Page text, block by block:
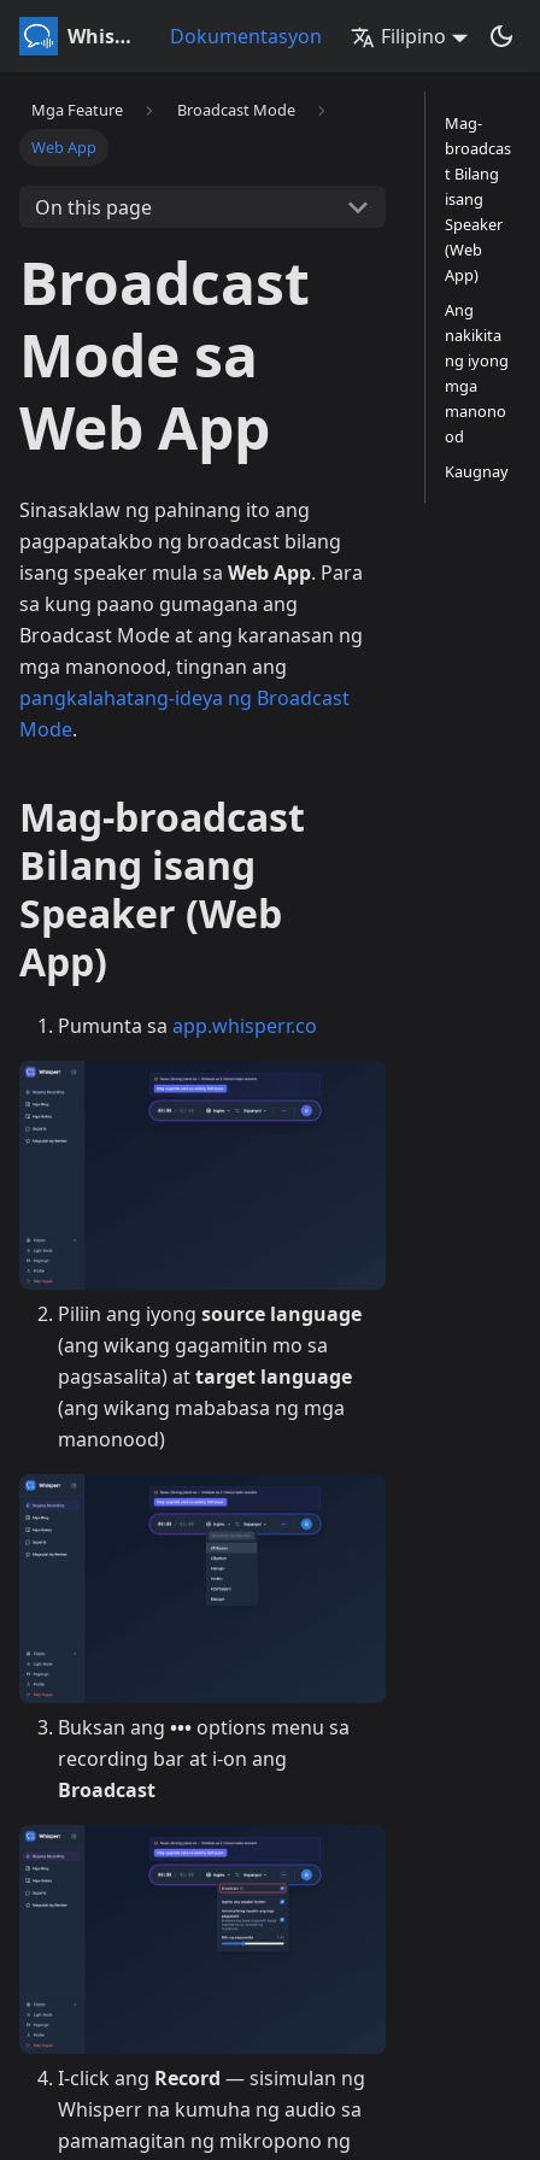
Whisperr Dokumentasyon Filipino
Mga Feature
Broadcast Mode
Web App
On this page
Broadcast
Mode sa
Web App
Sinasaklaw ng pahinang ito ang
pagpapatakbo ng broadcast bilang
isang speaker mula sa Web App. Para
sa kung paano gumagana ang
Broadcast Mode at ang karanasan ng
mga manonood, tingnan ang
pangkalahatang-ideya ng Broadcast
Mode.
Mag-broadcast
Bilang isang
Speaker (Web
App)
Pumunta sa app.whisperr.co
Piliin ang iyong source language
(ang wikang gagamitin mo sa
pagsasalita) attarget language
(ang wikang mababasa ng mga
manonood)
Buksan ang ••• options menu sa
recording bar at i-on ang
Broadcast
I-click ang Record — sisimulan ng
Whisperr na kumuha ng audio sa
pamamagitan ng mikropono ng
Mag-
broadcas
t Bilang
isang
Speaker
(Web
App)
Ang
nakikita
ng iyong
mga
manono
od
Kaugnay